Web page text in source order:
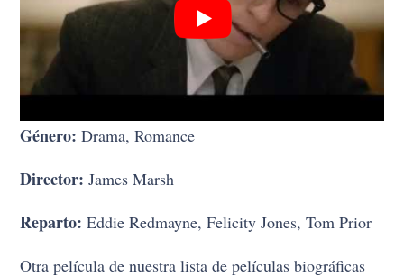
Género: Drama, Romance
Director:James Marsh
Reparto:Eddie Redmayne, Felicity Jones, Tom Prior
Otra película de nuestra lista de películas biográficas